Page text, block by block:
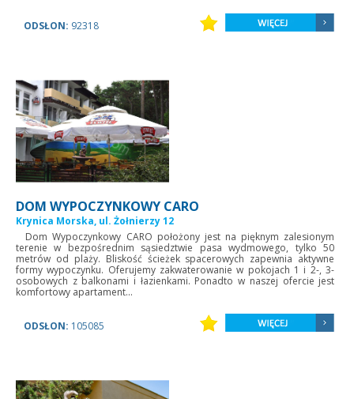
ODSŁON: 92318
DOM WYPOCZYNKOWY CARO
Krynica Morska, ul. Żołnierzy 12
Dom Wypoczynkowy CARO położony jest na pięknym zalesionym
terenie w bezpośrednim sąsiedztwie pasa wydmowego, tylko 50
metrów od plaży. Bliskość ścieżek spacerowych zapewnia aktywne
formy wypoczynku. Oferujemy zakwaterowanie w pokojach 1 i 2-, 3-
osobowych z balkonami i łazienkami. Ponadto w naszej ofercie jest
komfortowy apartament...
ODSŁON: 105085